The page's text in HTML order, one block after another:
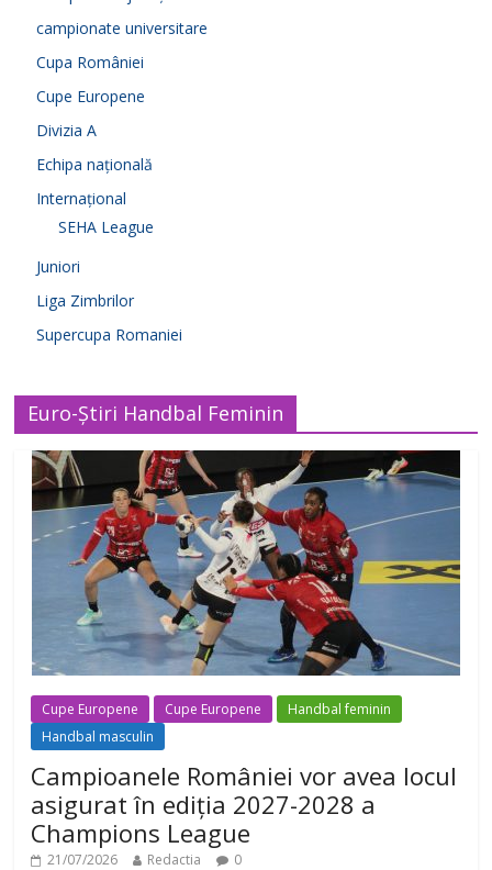
campionate universitare
Cupa României
Cupe Europene
Divizia A
Echipa națională
Internațional
SEHA League
Juniori
Liga Zimbrilor
Supercupa Romaniei
Euro-Știri Handbal Feminin
Cupe Europene Cupe Europene
Handbal feminin
Handbal masculin
Campioanele României vor avea locul
asigurat în ediția 2027-2028 a
Champions League
21/07/2026 Redactia 0